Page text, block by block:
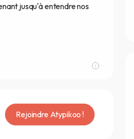
jusqu'à entendre nos
Rejoindre Atypikoo !